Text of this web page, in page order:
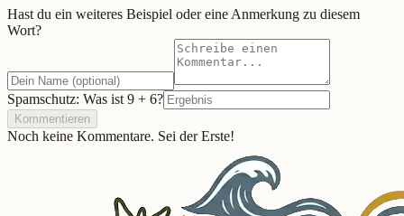
Hast du ein weiteres Beispiel oder eine Anmerkung zu diesem
Wort?
Spamschutz: Was ist 9 + 6?
Kommentieren
Noch keine Kommentare. Sei der Erste!